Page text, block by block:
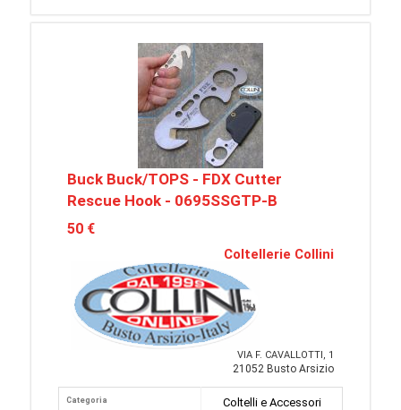
Buck Buck/TOPS - FDX Cutter
Rescue Hook - 0695SSGTP-B
50 €
Coltellerie Collini
VIA F. CAVALLOTTI, 1
21052 Busto Arsizio
Categoria
Coltelli e Accessori